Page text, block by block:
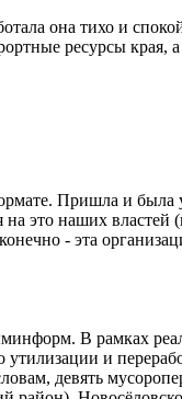
она тихо и
ресурсы края,
Пришла и была
это наших властей
- эта
В рамках
и
девять